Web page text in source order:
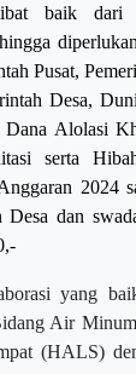
baik dari
Pusat,
Desa,
Dana Alolasi
serta
2024
Desa dan
yang
Air Minum
(HALS)